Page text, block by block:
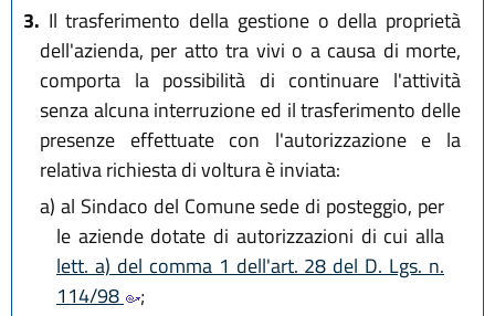
3. Il trasferimento della gestione o della proprietà
dell'azienda, per atto tra vivi o a causa di morte,
comporta la possibilità di continuare l'attività
senza alcuna interruzione ed il trasferimento delle
presenze effettuate con l'autorizzazione e la
relativa richiesta di voltura è inviata:
a) al Sindaco del Comune sede di posteggio, per
le aziende dotate di autorizzazioni di cui alla
lett. a) del comma 1 dell'art. 28 del D. Lgs. n.
114/98
;